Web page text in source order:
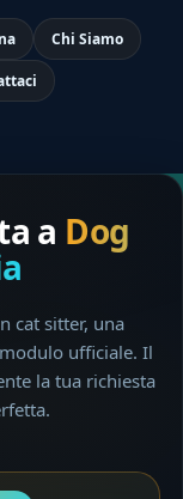
Chi Siamo
a Dog
cat sitter, una
ufficiale. Il
la tua richiesta